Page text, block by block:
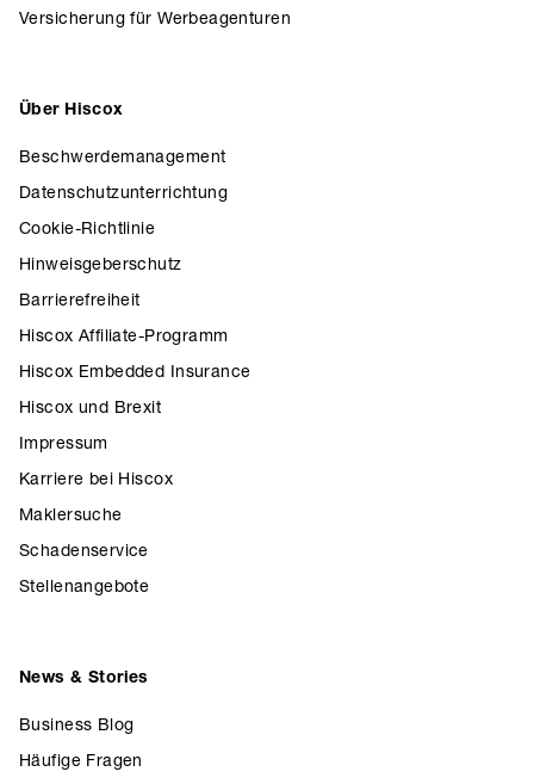
Versicherung für Werbeagenturen
Über Hiscox
Beschwerdemanagement
Datenschutzunterrichtung
Cookie-Richtlinie
Hinweisgeberschutz
Barrierefreiheit
Hiscox Affiliate-Programm
Hiscox Embedded Insurance
Hiscox und Brexit
Impressum
Karriere bei Hiscox
Maklersuche
Schadenservice
Stellenangebote
News & Stories
Business Blog
Häufige Fragen